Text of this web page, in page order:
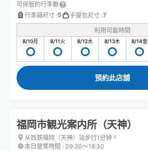
可保管的行李數
行李箱尺寸 :5 手提包尺寸 :7
利用可能時間
8/10月 8/11火 8/12水 8/13木 8/14金
預約此店舖
福岡市観光案内所（天神）
从西鉄福岡（天神）站步行1分钟。
本日營業時間 : 09:30〜18:30